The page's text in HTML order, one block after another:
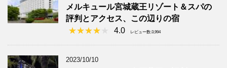
メルキュール宮城蔵王リゾート＆スパの
評判とアクセス、この辺りの宿
4.0
レビュー数:3,994
2023/10/10